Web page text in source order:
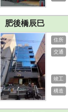
肥後橋辰巳
住所
交通
竣工
構造